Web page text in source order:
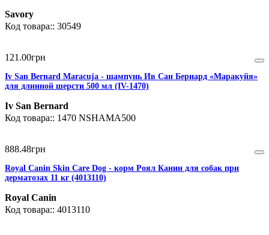
Savory
30549
121 .00грн
Iv San Bernard Maracuja - шампунь Ив Сан Бернард «Маракуйя»
для длинной шерсти 500 мл (IV-1470)
Iv San Bernard
1470 NSHAMA500
888.48грн
Royal Canin Skin Care Dog - корм Роял Канин для собак при
дерматозах 11 кг (4013110)
Royal Canin
4013110